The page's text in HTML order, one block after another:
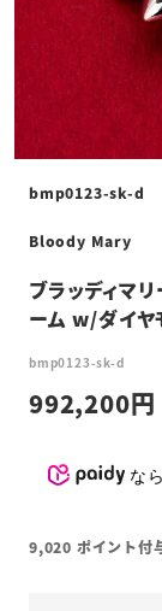
bmp0123-sk-d
Bloody Mary
ブラッディマ
ーム w/ダイヤ
bmp0123-sk-d
992,200
なら
9,020 ポイント付